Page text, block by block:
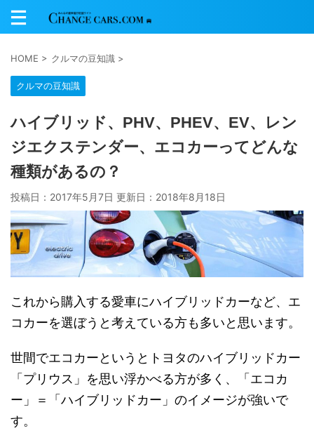
HOME > クルマの豆知識 >
クルマの豆知識
ハイブリッド、PHV、PHEV、EV、レン
ジエクステンダー、エコカーってどんな
種類があるの？
投稿日：2017年5月7日 更新日： 2018年8月18日
これから購入する愛車にハイブリッドカーなど、エ
コカーを選ぼうと考えている方も多いと思います。
世間でエコカーというとトヨタのハイブリッドカー
「プリウス」を思い浮かべる方が多く、「エコカ
ー」＝「ハイブリッドカー」のイメージが強いで
す。